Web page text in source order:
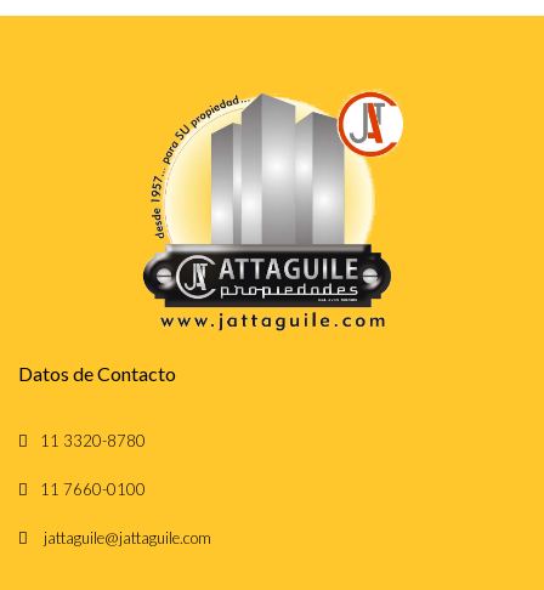
Datos de Contacto
11 3320-8780
11 7660-0100
jattaguile@jattaguile.com